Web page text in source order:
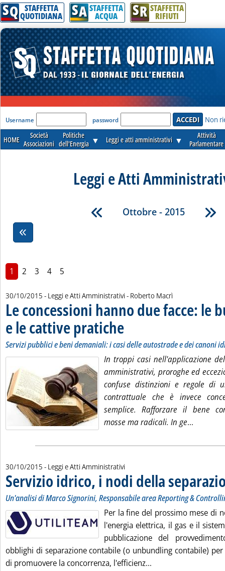
SQ STAFFETTA
QUOTIDIANA SA STAFFETTA
ACQUA SR STAFFETTA
RIFIUTI
'Modulo Login per accedere'
Username password Non
HOME
Società
Associazioni
Politiche
dell'Energia ▼ Leggi e atti amministrativi ▼
Attività
Parlamentare
Leggi e Atti
Ottobre - 2015
1 2 3 4 5
30/10/2015 - Leggi e Atti Amministrativi - di:
Roberto Macrì
Le concessioni hanno due facce: le
e le cattive pratiche
Servizi pubblici e beni demaniali: i casi delle autostrade e dei canoni
In troppi casi nell'applicazione
amministrativi, proroghe ed
confuse distinzioni e regole di
contrattuale che è invece
semplice. Rafforzare il bene
mosse ma radicali. In ge...
30/10/2015 - Leggi e Atti Amministrativi
Servizio idrico, i nodi della
Un'analisi di Marco Signorini, Responsabile area Reporting &
Per la fine del prossimo mese di
l'energia elettrica, il gas e il
pubblicazione del
obblighi di separazione contabile (o unbundling contabile)
di promuovere la concorrenza, l'efficienz...